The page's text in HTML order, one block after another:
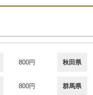
800円 秋田県
800円 群馬県